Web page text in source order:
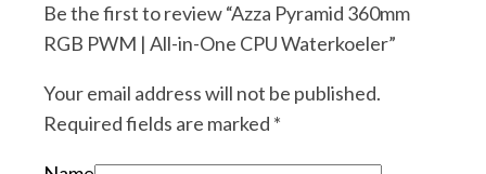
Be the first to review “Azza Pyramid 360mm
RGB PWM | All-in-One CPU Waterkoeler”
Your email address will not be published.
Required fields are marked *